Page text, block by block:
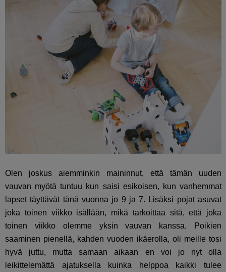
Olen joskus aiemminkin maininnut, että tämän uuden
vauvan myötä tuntuu kun saisi esikoisen, kun vanhemmat
lapset täyttävät tänä vuonna jo 9 ja 7. Lisäksi pojat asuvat
joka toinen viikko isällään, mikä tarkoittaa sitä, että joka
toinen viikko olemme yksin vauvan kanssa. Poikien
saaminen pienellä, kahden vuoden ikäerolla, oli meille tosi
hyvä juttu, mutta samaan aikaan en voi jo nyt olla
leikittelemättä ajatuksella kuinka helppoa kaikki tulee